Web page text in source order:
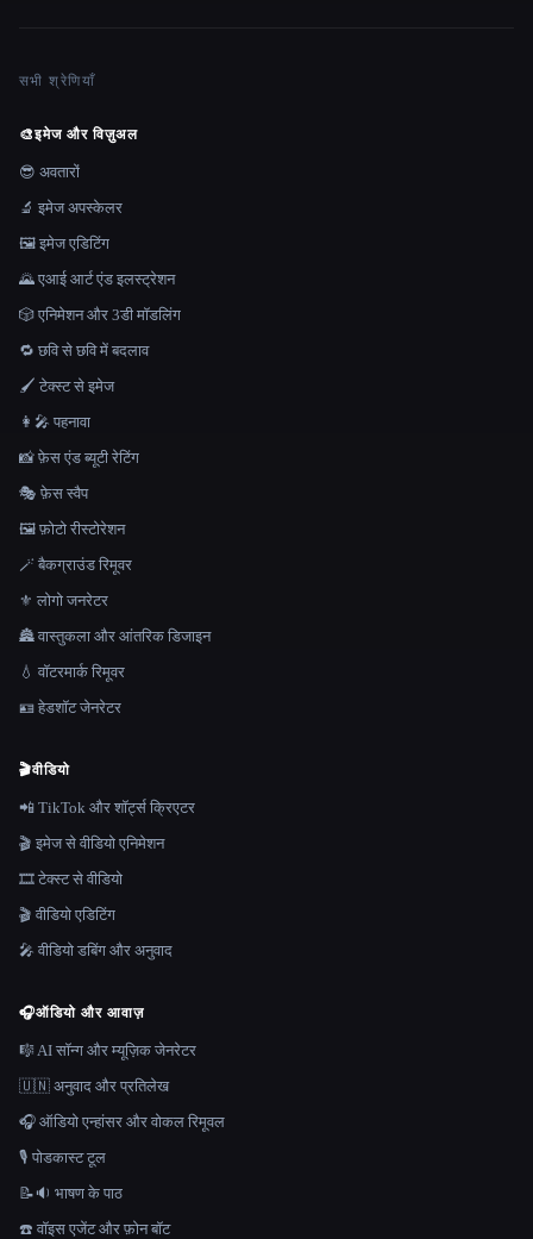
सभी श्रेणियाँ
🎨इमेज और विज़ुअल
😎 अवतारों
🔬 इमेज अपस्केलर
🖼️ इमेज एडिटिंग
🌄 एआई आर्ट एंड इलस्ट्रेशन
🎲 एनिमेशन और 3डी मॉडलिंग
🔁 छवि से छवि में बदलाव
🖌️ टेक्स्ट से इमेज
👩‍🎤 पहनावा
📸 फ़ेस एंड ब्यूटी रेटिंग
🎭 फ़ेस स्वैप
🖼️ फ़ोटो रीस्टोरेशन
🪄 बैकग्राउंड रिमूवर
⚜️ लोगो जनरेटर
🏯 वास्तुकला और आंतरिक डिजाइन
💧 वॉटरमार्क रिमूवर
🪪 हेडशॉट जेनरेटर
🎬वीडियो
📲 TikTok और शॉर्ट्स क्रिएटर
🎬 इमेज से वीडियो एनिमेशन
🎞️ टेक्स्ट से वीडियो
🎬 वीडियो एडिटिंग
🎤 वीडियो डबिंग और अनुवाद
🎧ऑडियो और आवाज़
🎼 AI सॉन्ग और म्यूज़िक जेनरेटर
🇺🇳 अनुवाद और प्रतिलेख
🎧 ऑडियो एन्हांसर और वोकल रिमूवल
🎙️ पोडकास्ट टूल
📝🔉 भाषण के पाठ
☎️ वॉइस एजेंट और फ़ोन बॉट